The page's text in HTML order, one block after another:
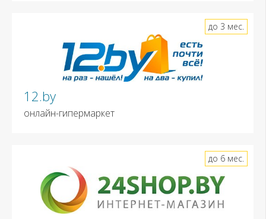
12.by
онлайн-гипермаркет
до 3 мес.
до 6 мес.